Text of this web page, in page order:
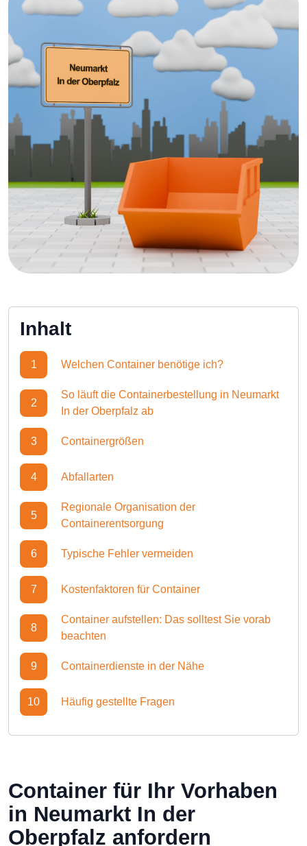
Inhalt
1 Welchen Container benötige ich?
2
So läuft die Containerbestellung in Neumarkt
In der Oberpfalz ab
3 Containergrößen
4 Abfallarten
5
Regionale Organisation der
Containerentsorgung
6 Typische Fehler vermeiden
7 Kostenfaktoren für Container
8
Container aufstellen: Das solltest Sie vorab
beachten
9 Containerdienste in der Nähe
10 Häufig gestellte Fragen
Container für Ihr Vorhaben
in Neumarkt In der
Oberpfalz anfordern